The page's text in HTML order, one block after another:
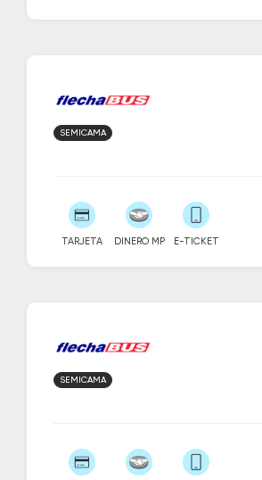
SEMICAMA
TARJETA DINERO MP E-TICKET
SEMICAMA